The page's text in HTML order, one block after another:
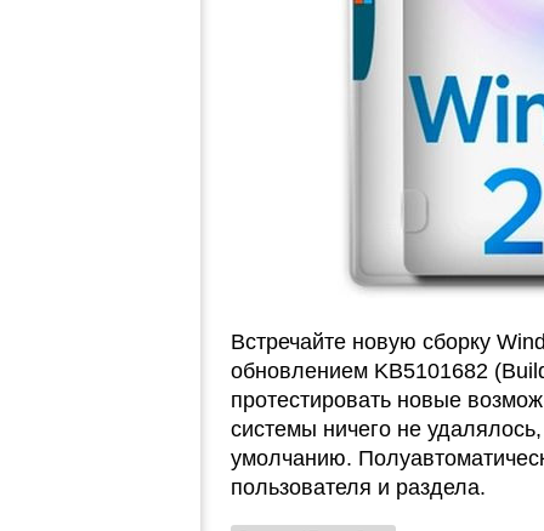
Встречайте новую сборку
обновлением KB5101682
протестировать новые
системы ничего не
умолчанию.
пользователя и раздела.